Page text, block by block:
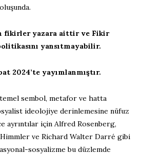
fikirler yazara aittir ve Fikir
yansıtmayabilir.
2024’te yayımlanmıştır.
temel sembol, metafor ve hatta
ideolojiye derinlemesine nüfuz
ayrıntılar için Alfred Rosenberg,
ve Richard Walter Darré gibi
sosyalizme bu düzlemde